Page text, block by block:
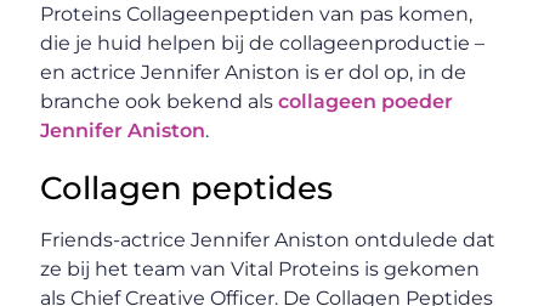
Proteins Collageenpeptiden van pas komen,
die je huid helpen bij de collageenproductie –
en actrice Jennifer Aniston is er dol op, in de
branche ook bekend alscollageen poeder
Jennifer Aniston.
Collagen peptides
Friends-actrice Jennifer Aniston ontdulede dat
ze bij het team van Vital Proteins is gekomen
als Chief Creative Officer. De Collagen Peptides